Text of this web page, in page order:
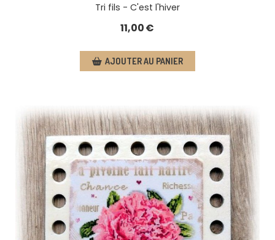
Tri fils - C'est l'hiver
11,00€
AJOUTER AU PANIER